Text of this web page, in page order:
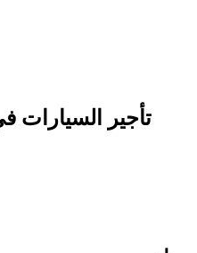
تأجير